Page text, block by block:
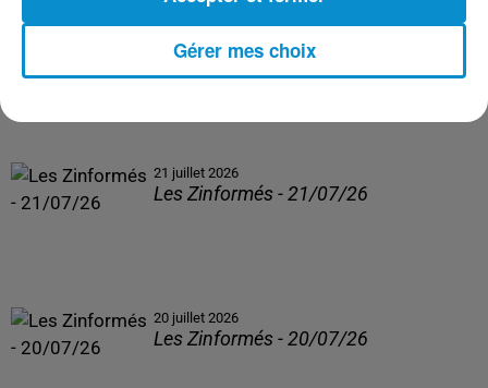
22 juillet 2026
Les Zinformés - 22/07/26
21 juillet 2026
Les Zinformés - 21/07/26
20 juillet 2026
Les Zinformés - 20/07/26
Gérer mes choix